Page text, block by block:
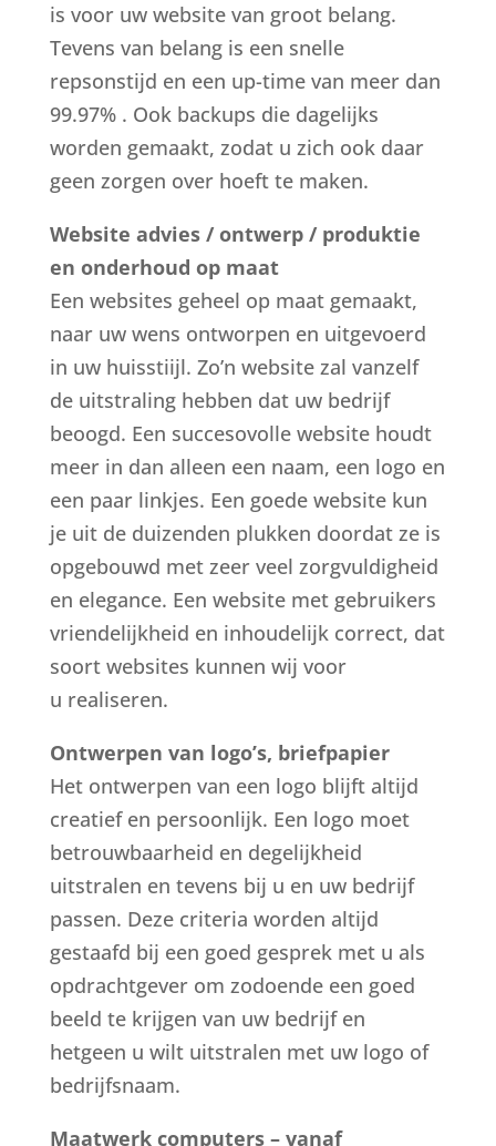
is voor uw website van groot belang.
Tevens van belang is een snelle
repsonstijd en een up-time van meer dan
99.97% . Ook backups die dagelijks
worden gemaakt, zodat u zich ook daar
geen zorgen over hoeft te maken.
Website advies / ontwerp / produktie
en onderhoud op maat
Een websites geheel op maat gemaakt,
naar uw wens ontworpen en uitgevoerd
in uw huisstiijl. Zo’n website zal vanzelf
de uitstraling hebben dat uw bedrijf
beoogd. Een succesovolle website houdt
meer in dan alleen een naam, een logo en
een paar linkjes. Een goede website kun
je uit de duizenden plukken doordat ze is
opgebouwd met zeer veel zorgvuldigheid
en elegance. Een website met gebruikers
vriendelijkheid en inhoudelijk correct, dat
soort websites kunnen wij voor
u realiseren.
Ontwerpen van logo’s, briefpapier
Het ontwerpen van een logo blijft altijd
creatief en persoonlijk. Een logo moet
betrouwbaarheid en degelijkheid
uitstralen en tevens bij u en uw bedrijf
passen. Deze criteria worden altijd
gestaafd bij een goed gesprek met u als
opdrachtgever om zodoende een goed
beeld te krijgen van uw bedrijf en
hetgeen u wilt uitstralen met uw logo of
bedrijfsnaam.
Maatwerk computers – vanaf